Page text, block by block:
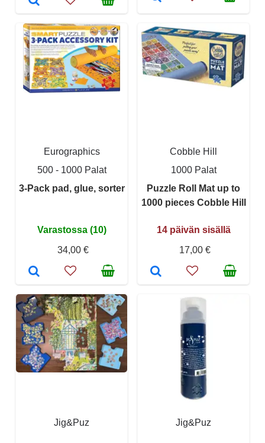
Eurographics
500 - 1000 Palat
3-Pack pad, glue, sorter
Varastossa (10)
34,00 €
Cobble Hill
1000 Palat
Puzzle Roll Mat up to
1000 pieces Cobble Hill
14 päivän sisällä
17,00 €
Jig&Puz Jig&Puz